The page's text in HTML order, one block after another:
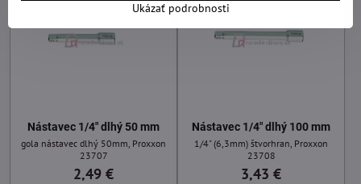
Nástavec 1/4" dlhý 50 mm
gola nástavec dlhý 50mm, Proxxon
23707
2,49 €
Nástavec 1/4" dlhý 100 mm
1/4" (6,3mm) štvorhran, Proxxon
23708
3,43 €
Ukázať podrobnosti